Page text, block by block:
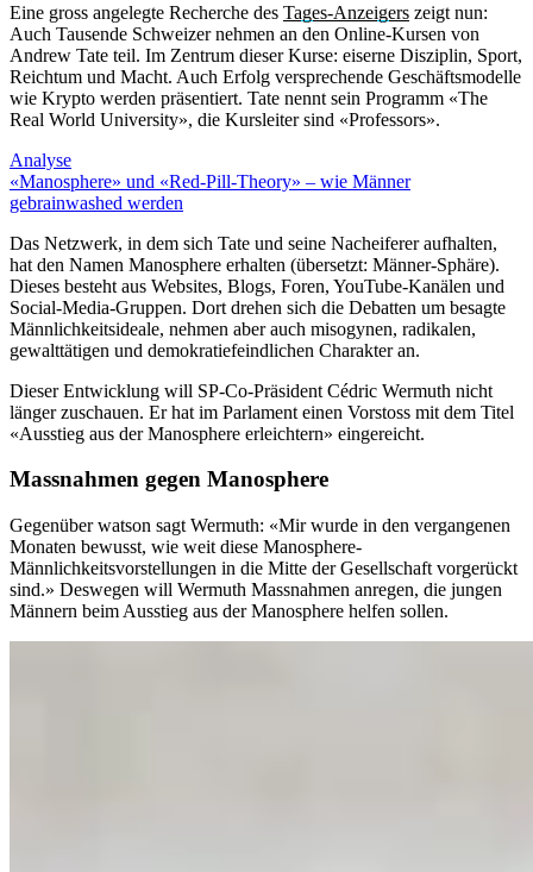
Eine gross angelegte Recherche des Tages-Anzeigers zeigt nun:
Auch Tausende Schweizer nehmen an den Online-Kursen von
Andrew Tate teil. Im Zentrum dieser Kurse: eiserne Disziplin, Sport,
Reichtum und Macht. Auch Erfolg versprechende Geschäftsmodelle
wie Krypto werden präsentiert. Tate nennt sein Programm «The
Real World University», die Kursleiter sind «Professors».
Analyse
«Manosphere» und «Red-Pill-Theory» – wie Männer
gebrainwashed werden
Das Netzwerk, in dem sich Tate und seine Nacheiferer aufhalten,
hat den Namen Manosphere erhalten (übersetzt: Männer-Sphäre).
Dieses besteht aus Websites, Blogs, Foren, YouTube-Kanälen und
Social-Media-Gruppen. Dort drehen sich die Debatten um besagte
Männlichkeitsideale, nehmen aber auch misogynen, radikalen,
gewalttätigen und demokratiefeindlichen Charakter an.
Dieser Entwicklung will SP-Co-Präsident Cédric Wermuth nicht
länger zuschauen. Er hat im Parlament einen Vorstoss mit dem Titel
«Ausstieg aus der Manosphere erleichtern» eingereicht.
Massnahmen gegen Manosphere
Gegenüber watson sagt Wermuth: «Mir wurde in den vergangenen
Monaten bewusst, wie weit diese Manosphere-
Männlichkeitsvorstellungen in die Mitte der Gesellschaft vorgerückt
sind.» Deswegen will Wermuth Massnahmen anregen, die jungen
Männern beim Ausstieg aus der Manosphere helfen sollen.